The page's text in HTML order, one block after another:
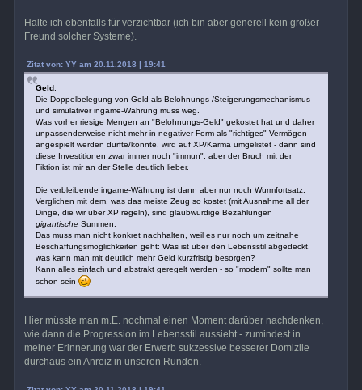
Halte ich ebenfalls für verzichtbar (ich bin aber generell kein großer
Freund solcher Systeme).
Zitat von: YY am 20.11.2018 | 19:41
Geld:
Die Doppelbelegung von Geld als Belohnungs-/Steigerungsmechanismus
und simulativer ingame-Währung muss weg.
Was vorher riesige Mengen an "Belohnungs-Geld" gekostet hat und daher
unpassenderweise nicht mehr in negativer Form als "richtiges" Vermögen
angespielt werden durfte/konnte, wird auf XP/Karma umgelistet - dann sind
diese Investitionen zwar immer noch "immun", aber der Bruch mit der
Fiktion ist mir an der Stelle deutlich lieber.
Die verbleibende ingame-Währung ist dann aber nur noch Wurmfortsatz:
Verglichen mit dem, was das meiste Zeug so kostet (mit Ausnahme all der
Dinge, die wir über XP regeln), sind glaubwürdige Bezahlungen
gigantischeSummen.
Das muss man nicht konkret nachhalten, weil es nur noch um zeitnahe
Beschaffungsmöglichkeiten geht: Was ist über den Lebensstil abgedeckt,
was kann man mit deutlich mehr Geld kurzfristig besorgen?
Kann alles einfach und abstrakt geregelt werden - so "modern" sollte man
schon sein
Hier müsste man m.E. nochmal einen Moment darüber nachdenken,
wie dann die Progression im Lebensstil aussieht - zumindest in
meiner Erinnerung war der Erwerb sukzessive besserer Domizile
durchaus ein Anreiz in unseren Runden.